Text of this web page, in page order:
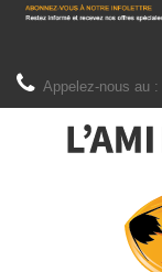
Appelez-nous au :